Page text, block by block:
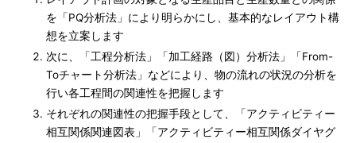
を「PQ分析法」により明らかにし、基本的なレイアウト構
想を立案します
次に、「工程分析法」「加工経路（図）分析法」「From-
Toチャート分析法」などにより、物の流れの状況の分析を
行い各工程間の関連性を把握します
それぞれの関連性の把握手段として、「アクティビティー
相互関係関連図表」「アクティビティー相互関係ダイヤグ